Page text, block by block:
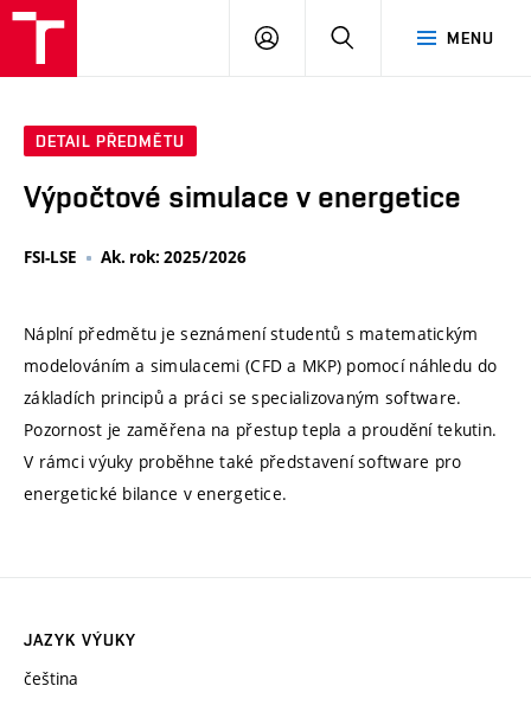
MENU
PŘIHLÁSIT
DETAIL PŘEDMĚTU
Výpočtové simulace v energetice
FSI-LSE Ak. rok: 2025/2026
Náplní předmětu je seznámení studentů s matematickým
modelováním a simulacemi (CFD a MKP) pomocí náhledu do
základích principů a práci se specializovaným software.
Pozornost je zaměřena na přestup tepla a proudění tekutin.
V rámci výuky proběhne také představení software pro
energetické bilance v energetice.
JAZYK VÝUKY
čeština